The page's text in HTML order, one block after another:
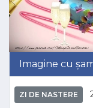
Imagine cu
ZI DE NASTERE